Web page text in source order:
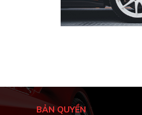
BẢN QUYỀN